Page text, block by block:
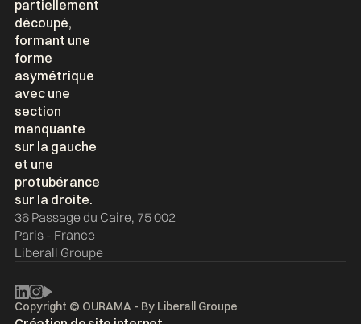
36 Passage du Caire, 75 002
Paris - France
Liberall Groupe
Copyright © OURAMA - By Liberall Groupe